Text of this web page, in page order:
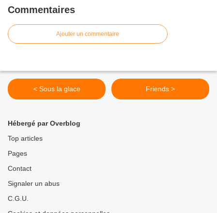
Commentaires
Ajouter un commentaire
< Sous la glace Friends >
Hébergé par Overblog
Top articles
Pages
Contact
Signaler un abus
C.G.U.